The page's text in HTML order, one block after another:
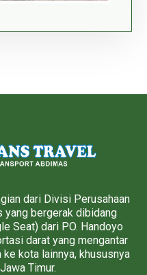
dari Divisi Perusahaan
yang bergerak dibidang
Seat) dari PO. Handoyo
darat yang mengantar
kota lainnya, khususnya
Timur.